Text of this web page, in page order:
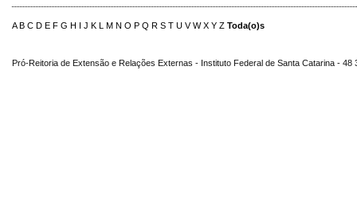
A B C D E F G H J K M N O P Q R S T U V W X Y Z Toda(o)s
Pró-Reitoria de Extensão e Relações Externas - Instituto Federal de Santa Catarina - 48